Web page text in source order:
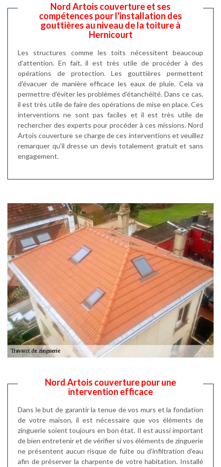
Nord Artois couverture et ses
compétences pour l'installation des
gouttières au niveau de la toiture à
Hernicourt
Les structures comme les toits nécessitent beaucoup
d'attention. En fait, il est très utile de procéder à des
opérations de protection. Les gouttières permettent
d'évacuer de manière efficace les eaux de pluie. Cela va
permettre d'éviter les problèmes d'étanchéité. Dans ce cas,
il est très utile de faire des opérations de mise en place. Ces
interventions ne sont pas faciles et il est très utile de
rechercher des experts pour procéder à ces missions. Nord
Artois couverture se charge de ces interventions et veuillez
remarquer qu'il dresse un devis totalement gratuit et sans
engagement.
Nord Artois couverture pour une
intervention efficace
Dans le but de garantir la tenue de vos murs et la fondation
de votre maison, il est nécessaire que vos éléments de
zinguerie soient toujours en bon état. Il est aussi important
de bien entretenir et de vérifier si vos éléments de zinguerie
ne présentent aucun risque de fuite ou d’infiltration d’eau
afin de préserver la charpente de votre habitation. Installé